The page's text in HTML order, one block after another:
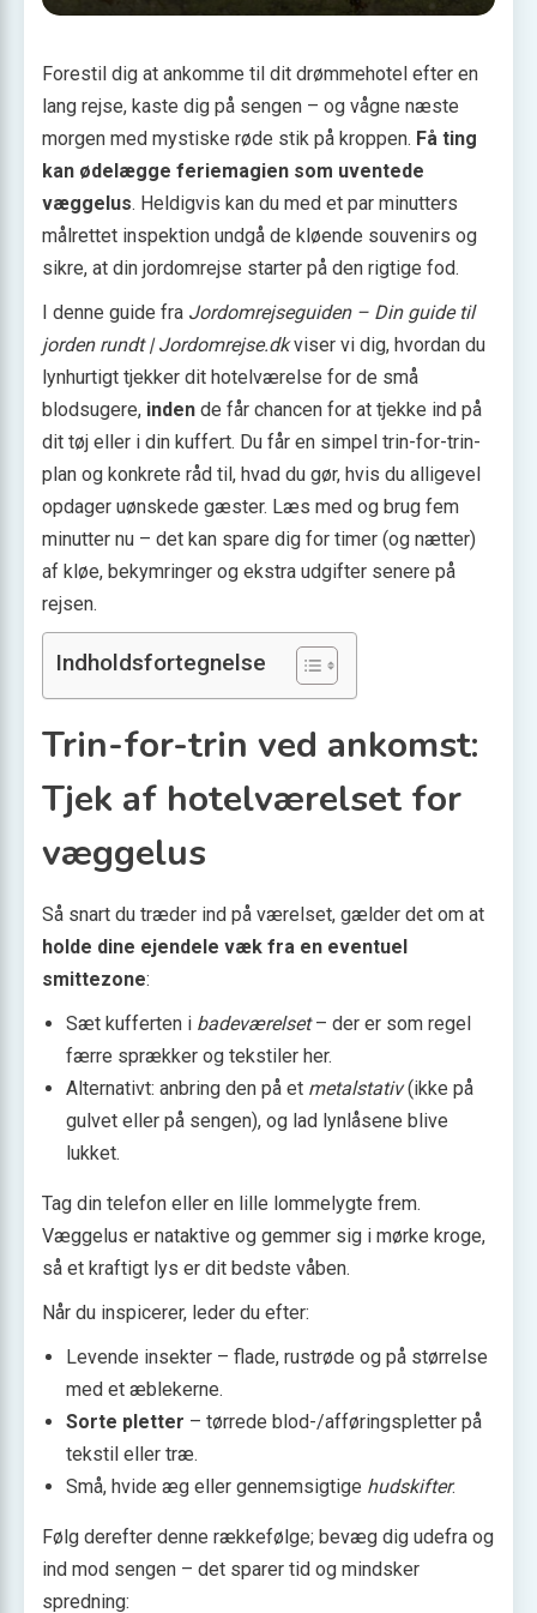
Forestil dig at ankomme til dit drømmehotel efter en
lang rejse, kaste dig på sengen – og vågne næste
morgen med mystiske røde stik på kroppen. Få ting
kan ødelægge feriemagien som uventede
væggelus. Heldigvis kan du med et par minutters
målrettet inspektion undgå de kløende souvenirs og
sikre, at din jordomrejse starter på den rigtige fod.
I denne guide fra Jordomrejseguiden – Din guide til
jorden rundt | Jordomrejse.dkviser vi dig, hvordan du
lynhurtigt tjekker dit hotelværelse for de små
blodsugere, inden de får chancen for at tjekke ind på
dit tøj eller i din kuffert. Du får en simpel trin-for-trin-
plan og konkrete råd til, hvad du gør, hvis du alligevel
opdager uønskede gæster. Læs med og brug fem
minutter nu – det kan spare dig for timer (og nætter)
af kløe, bekymringer og ekstra udgifter senere på
rejsen.
Indholdsfortegnelse
Trin-for-trin ved ankomst:
Tjek af hotelværelset for
væggelus
Så snart du træder ind på værelset, gælder det om at
holde dine ejendele væk fra en eventuel
smittezone:
Sæt kufferten i badeværelset– der er som regel
færre sprækker og tekstiler her.
Alternativt: anbring den på et metalstativ(ikke på
gulvet eller på sengen), og lad lynlåsene blive
lukket.
Tag din telefon eller en lille lommelygte frem.
Væggelus er nataktive og gemmer sig i mørke kroge,
så et kraftigt lys er dit bedste våben.
Når du inspicerer, leder du efter:
Levende insekter – flade, rustrøde og på størrelse
med et æblekerne.
Sorte pletter – tørrede blod-/afføringspletter på
tekstil eller træ.
Små, hvide æg eller gennemsigtige hudskifter.
Følg derefter denne rækkefølge; bevæg dig udefra og
ind mod sengen – det sparer tid og mindsker
spredning: